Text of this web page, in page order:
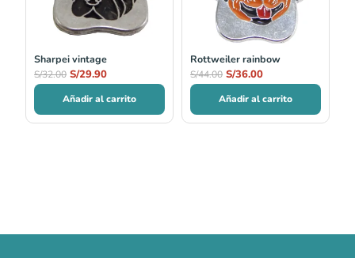
Sharpei vintage
S/32.00 S/29.90
Añadir al carrito
Rottweiler rainbow
S/44.00 S/36.00
Añadir al carrito